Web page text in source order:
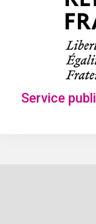
Service